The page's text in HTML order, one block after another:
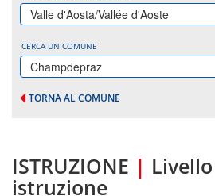
Valle d'Aosta/Vallée d'Aoste
CERCA UN COMUNE
Champdepraz
TORNA AL COMUNE
ISTRUZIONE |
istruzione